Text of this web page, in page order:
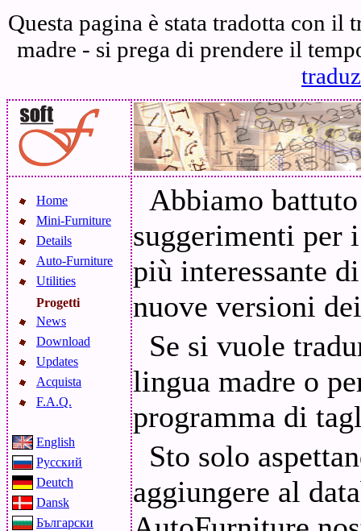
Questa pagina è stata tradotta con il
madre - si prega di prendere il
Home
Mini-Furniture
Details
Auto-Furniture
Utilities
Progetti
News
Download
Updates
Acquista
F.A.Q.
English
Русский
Deutch
Dansk
Български
Abbiamo
suggerimenti
più interessante
nuove versioni
Se si vuole
lingua madre o
programma di
Sto solo
aggiungere al